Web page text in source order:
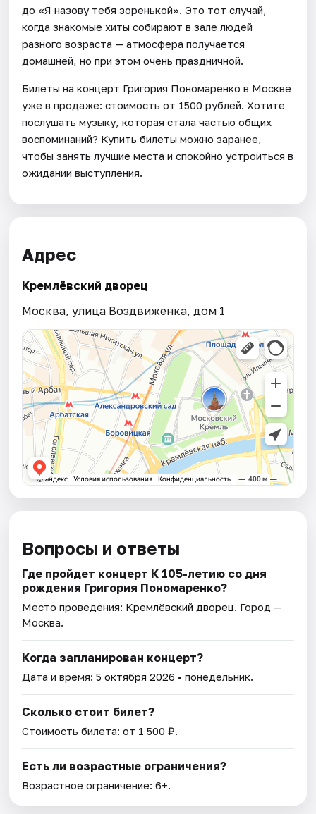
до «Я назову тебя зоренькой». Это тот случай,
когда знакомые хиты собирают в зале людей
разного возраста — атмосфера получается
домашней, но при этом очень праздничной.
Билеты на концерт Григория Пономаренко в Москве
уже в продаже: стоимость от 1500 рублей. Хотите
послушать музыку, которая стала частью общих
воспоминаний? Купить билеты можно заранее,
чтобы занять лучшие места и спокойно устроиться в
ожидании выступления.
Адрес
Кремлёвский дворец
Москва, улица Воздвиженка, дом 1
Вопросы и ответы
Где пройдет концерт К 105-летию со дня
рождения Григория Пономаренко?
Место проведения: Кремлёвский дворец. Город —
Москва.
Когда запланирован концерт?
Дата и время:5 октября 2026 • понедельник.
Сколько стоит билет?
Стоимость билета: от 1 500 ₽.
Есть ли возрастные ограничения?
Возрастное ограничение: 6+.